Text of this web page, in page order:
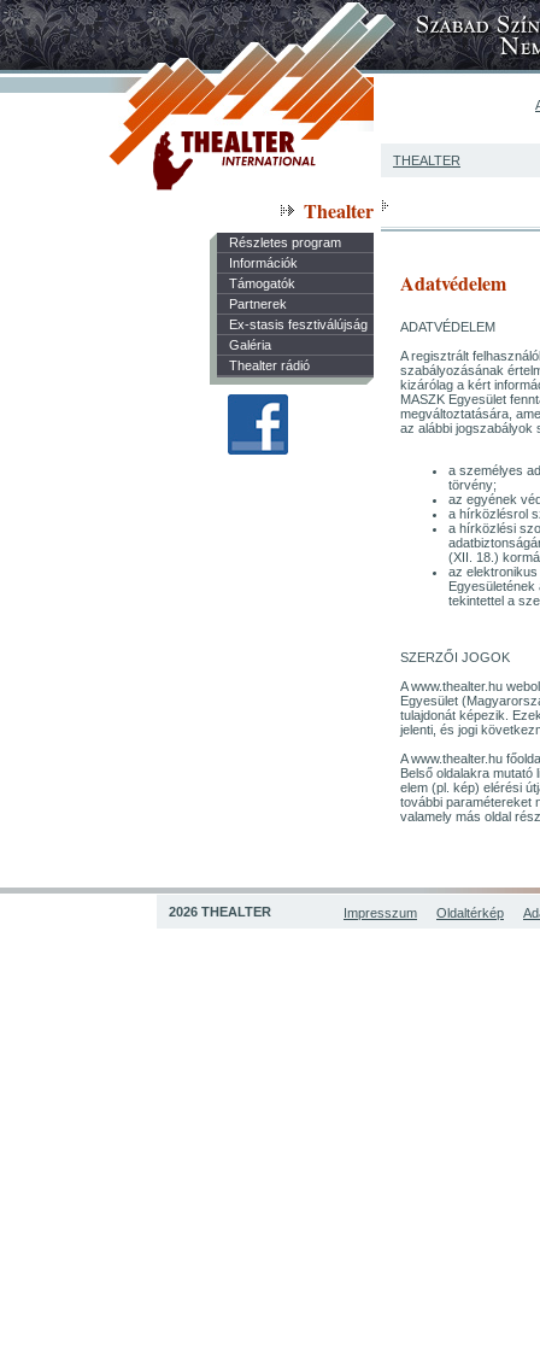
THEALTER
Thealter
Részletes program
Információk
Támogatók
Partnerek
Ex-stasis fesztiválújság
Galéria
Thealter rádió
Adatvédelem
ADATVÉDELEM
A regisztrált
szabályozásának
kizárólag a kért
MASZK Egyesület
megváltoztatására,
az alábbi jogszabályok
a személyes
törvény;
az egyének
a hírközlésrol
a hírközlési
(XII. 18.)
az
tekintettel a
SZERZŐI JOGOK
A www.thealter.hu
Egyesület
tulajdonát képezik.
jelenti, és jogi
A www.thealter.hu
Belső oldalakra mutató
elem (pl. kép) elérési
további paramétereket
valamely más oldal
2026 THEALTER Impresszum Oldaltérkép